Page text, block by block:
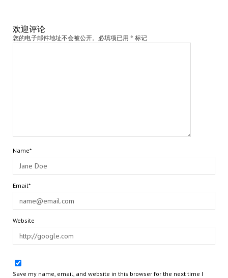
欢迎评论
您的电子邮件地址不会被公开。必填项已用 * 标记
Name*
Email*
Website
Save my name, email, and website in this browser for the next time I